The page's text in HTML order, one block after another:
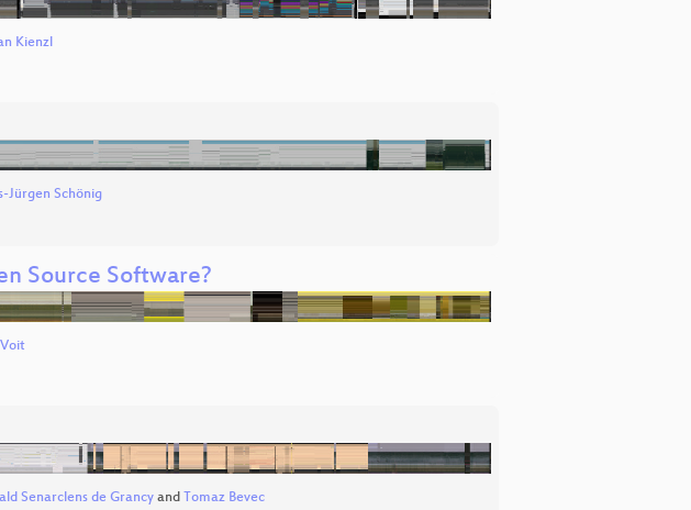
Kienzl
Jürgen Schönig
Source Software?
Senarclens de Grancyand Tomaz Bevec